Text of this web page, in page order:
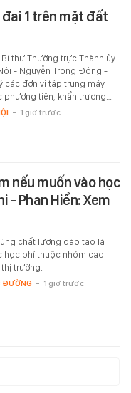
1 trên mặt đất
Bí thư Thường trực Thành ủy
- Nguyễn Trọng Đông -
các đơn vị tập trung máy
phương tiện, khẩn trương…
- 1 giờ trước
nếu muốn vào học
- Phan Hiển: Xem
chất lượng đào tạo là
học phí thuộc nhóm cao
trường.
ĐƯỜNG - 1 giờ trước